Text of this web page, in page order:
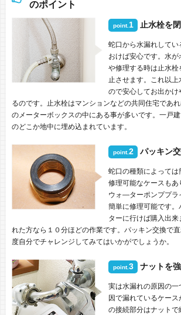
のポイント
point. 1 止水栓を
蛇口から水漏れして
おけば安心です。水
や修理する時は止水
止させます。これ以
ので安心してお出か
るのです。止水栓はマンションなどの共同住宅であ
のメーターボックスの中にある事が多いです。一戸
のどこか地中に埋め込まれています。
point.2 パッキン
蛇口の種類によって
修理可能なケースもあ
ウォ―ターポンププラ
簡単に修理可能です
ターに行けば購入出
れた方なら１０分ほどの作業です。パッキン交換で
度自分でチャレンジしてみてはいかがでしょうか。
point.3 ナットを
実は水漏れの原因の
因で漏れているケー
の接続部分はナット